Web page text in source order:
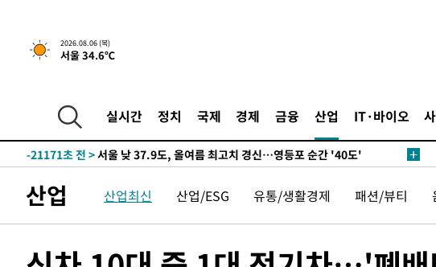
2026.08.06 (목)
서울 34.6℃
실시간 정치 국제 경제 금융 산업 IT·바이오
-22487초 전 >[속보]합참 "북, 동해상으로 미상 발사체 발사"
-21883초 전 >'낮 최고 39도' 불볕더위…한밤 열대야도 계속[내일날씨]
-21504초 전 >
"韓 외환시장 개입 관측 배경엔 美의 대한국 무역적자 있어"
-21331초 전 >
-21171초 전 >서울 낮 37.9도, 올여름 최고치 경신…영등포 순간 '40도'
-16828초 전 >
[속보]코스닥, 800p 회복…0.26% 오른 801.67 마감
-16758초 전 >[속보]코스피, 301.88포인트(4.58%) 내린 6296.38 마감
산업 산업최신 산업/ESG 유통/생활경제 패션/뷰티